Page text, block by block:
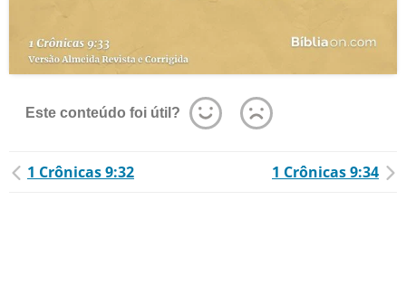
Este conteúdo foi útil?
1 Crônicas 9:32 1 Crônicas 9:34